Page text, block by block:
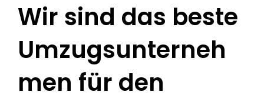
Wir sind das beste
Umzugsunterneh
men für den